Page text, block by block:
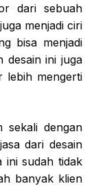
dari sebuah
menjadi ciri
bisa menjadi
desain ini juga
lebih mengerti
sekali dengan
dari desain
ini sudah tidak
banyak klien